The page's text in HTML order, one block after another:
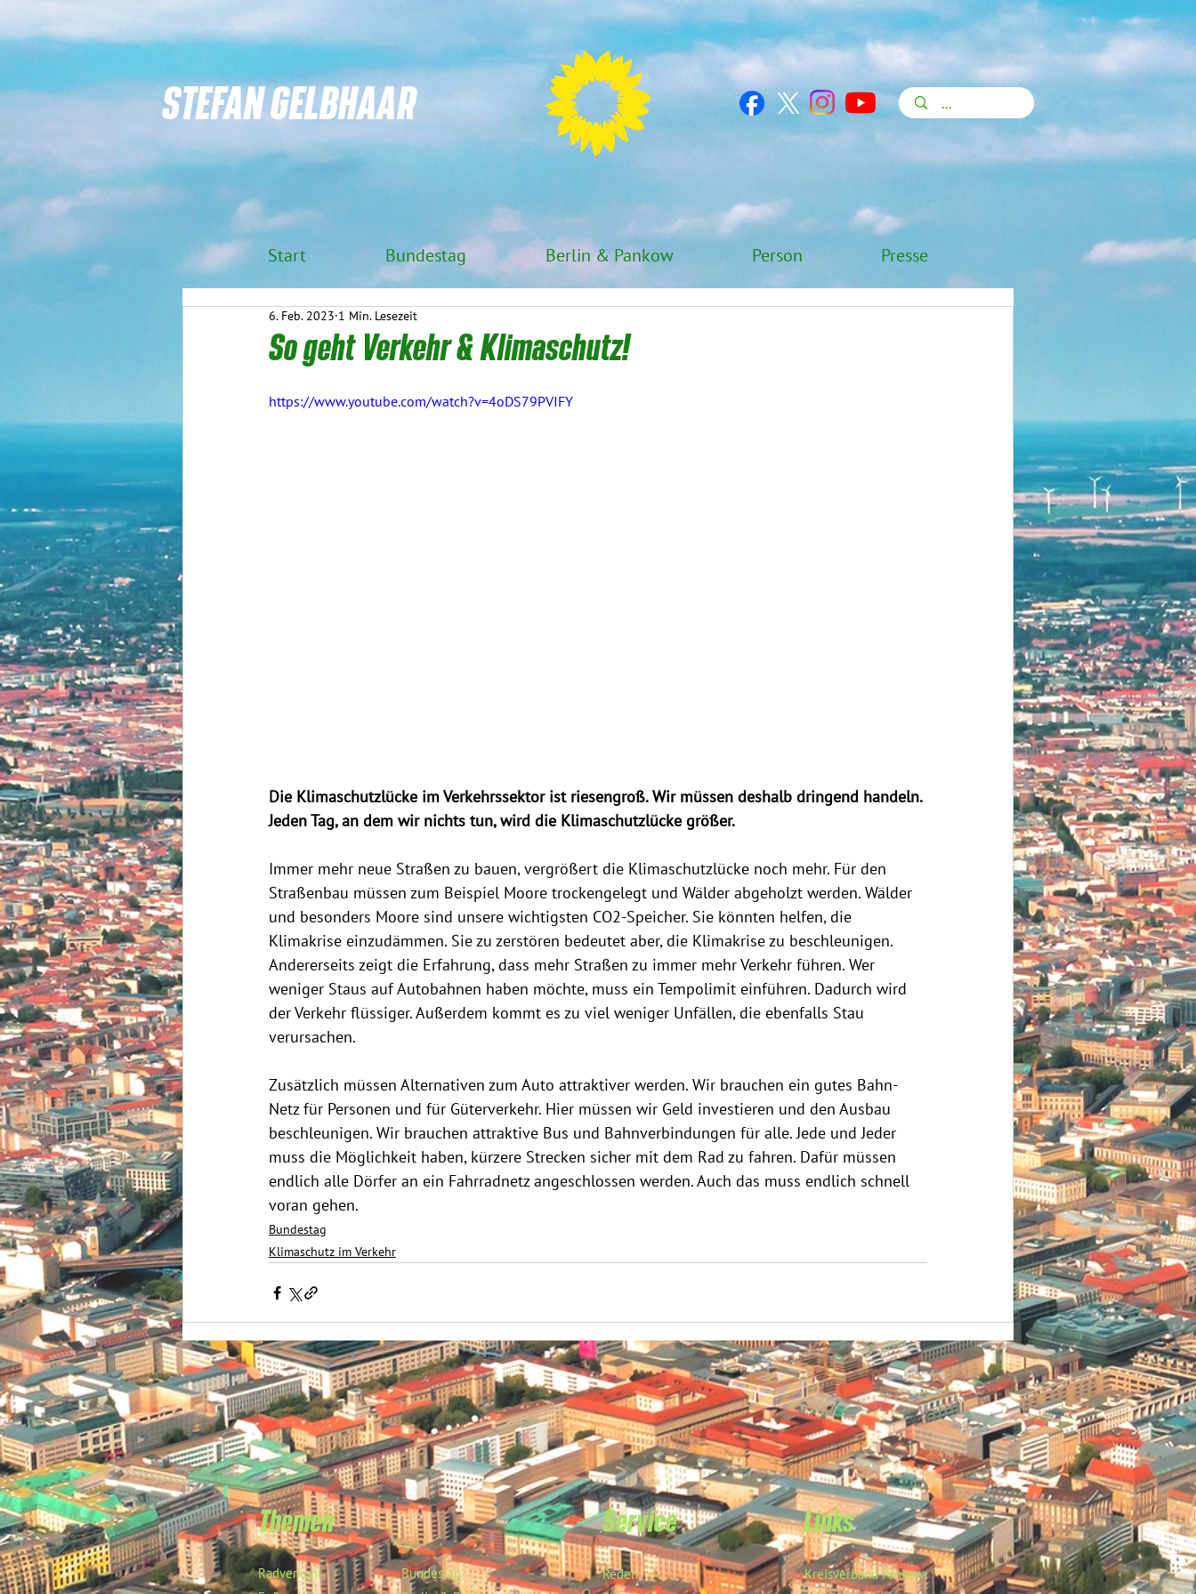
STEFAN GELBHAAR
So geht Verkehr & Klimaschutz!
6. Feb. 2023 1 Min. Lesezeit
https://www.youtube.com/watch?v=4oDS79PVIFY
Die Klimaschutzlücke im Verkehrssektor ist riesengroß. Wir müssen deshalb dringend handeln.
Jeden Tag, an dem wir nichts tun, wird die Klimaschutzlücke größer.
Immer mehr neue Straßen zu bauen, vergrößert die Klimaschutzlücke noch mehr. Für den
Straßenbau müssen zum Beispiel Moore trockengelegt und Wälder abgeholzt werden. Wälder
und besonders Moore sind unsere wichtigsten CO2-Speicher. Sie könnten helfen, die
Klimakrise einzudämmen. Sie zu zerstören bedeutet aber, die Klimakrise zu beschleunigen.
Andererseits zeigt die Erfahrung, dass mehr Straßen zu immer mehr Verkehr führen. Wer
weniger Staus auf Autobahnen haben möchte, muss ein Tempolimit einführen. Dadurch wird
der Verkehr flüssiger. Außerdem kommt es zu viel weniger Unfällen, die ebenfalls Stau
verursachen.
Zusätzlich müssen Alternativen zum Auto attraktiver werden. Wir brauchen ein gutes Bahn-
Netz für Personen und für Güterverkehr. Hier müssen wir Geld investieren und den Ausbau
beschleunigen. Wir brauchen attraktive Bus und Bahnverbindungen für alle. Jede und Jeder
muss die Möglichkeit haben, kürzere Strecken sicher mit dem Rad zu fahren. Dafür müssen
endlich alle Dörfer an ein Fahrradnetz angeschlossen werden. Auch das muss endlich schnell
voran gehen.
Bundestag
Klimaschutz im Verkehr
Start Bundestag Berlin & Pankow Person Presse
Themen
Radverkehr
Bundestag
Service
Reden
Links
Kreisverband Pankow